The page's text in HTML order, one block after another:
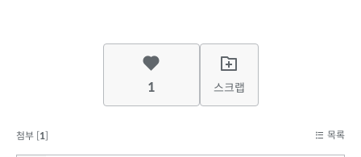
1 스크랩
첨부 [1] 목록